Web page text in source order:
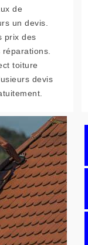
de
un devis.
prix des
toiture
devis